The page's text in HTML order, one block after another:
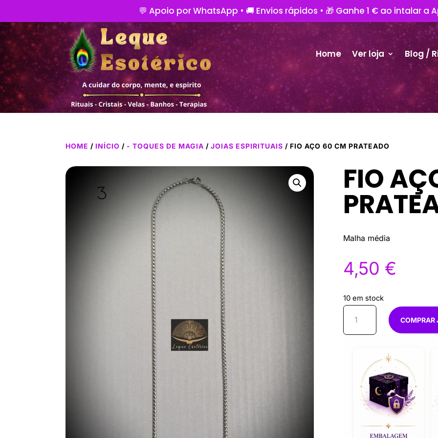
💬 Apoio por WhatsApp • 🚚 Envios rápidos • 🎁 Ganhe 1 € ao intalar a
Home Ver loja Blog /
HOME / INÍCIO / - TOQUES DE MAGIA /JOIAS ESPIRITUAIS / FIO AÇO 60 CM PRATEADO
FIO
Malha média
4,50 €
10 em stock
Quantidade
prateado
COMPRAR